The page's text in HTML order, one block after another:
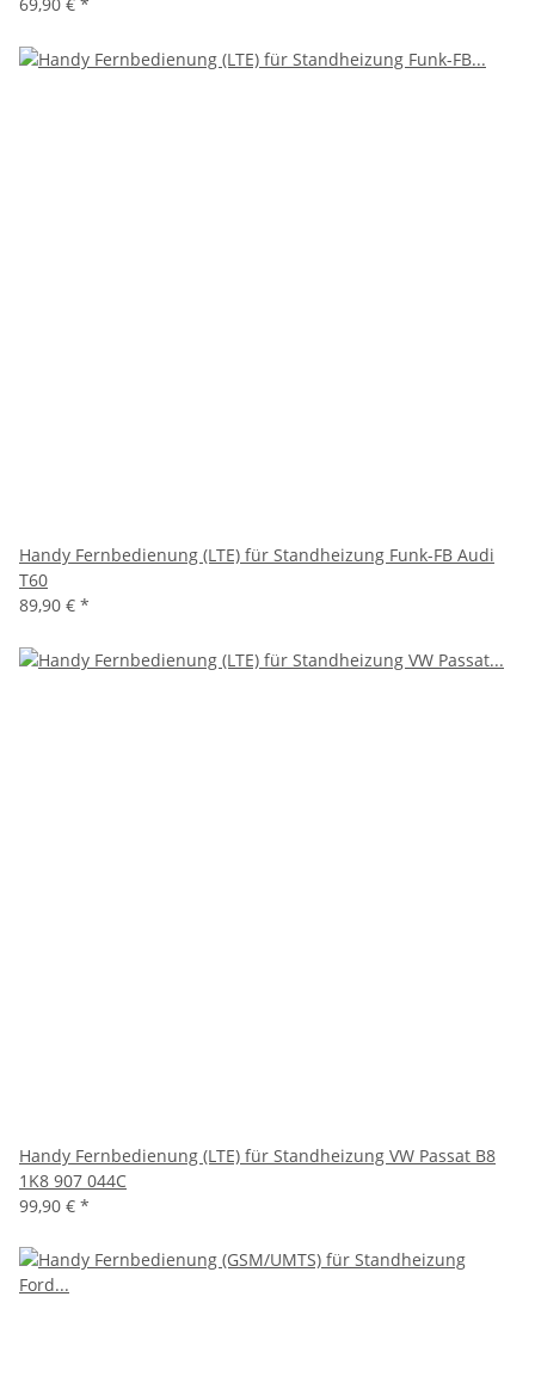
Handy Fernbedienung (LTE) für Standheizung Funk-FB Audi
T60
89,90 € *
Handy Fernbedienung (LTE) für Standheizung VW Passat B8
1K8 907 044C
99,90 € *